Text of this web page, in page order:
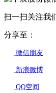
扫一扫关注我
分享至：
微信朋友
新浪微博
QQ空间